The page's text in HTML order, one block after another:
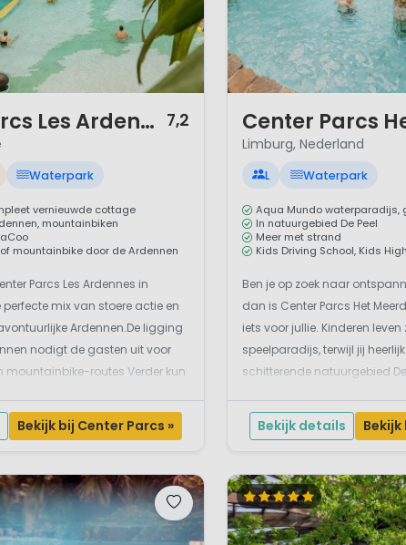
Center Parcs Les Ardennes 7,2
Waterpark
vernieuwde cottage
mountainbiken
mountainbike door de Ardennen
Parcs Les Ardennes in
mix van stoere actie en
Ardennen.De ligging
nodigt de gasten uit voor
mountainbike-routes Verder kun
van een vakantie midde...
Bekijk bij Center Parcs »
Limburg, Nederland
L Waterpark
Aqua Mundo waterparadijs,
In natuurgebied De Peel
Meer met strand
Kids Driving School, Kids
Ben je op zoek naar
dan is Center Parcs Het
iets voor jullie. Kinderen
speelparadijs, terwijl jij
schitterende natuurgebied
bestemming. De beste
Bekijk details Bekijk